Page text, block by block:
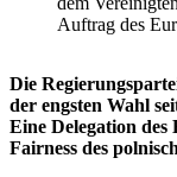
Auftrag des
Die
der engsten Wahl
Eine Delegation
Fairness des